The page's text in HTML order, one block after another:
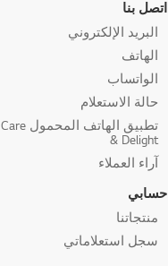
اتصل بنا
البريد الإلكتروني
الهاتف
الواتساب
حالة الاستعلام
تطبيق الهاتف المحمول Care
& Delight
آراء العملاء
حسابي
منتجاتنا
سجل استعلاماتي